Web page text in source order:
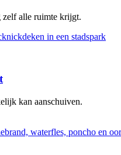
zelf alle ruimte krijgt.
kan aanschuiven.